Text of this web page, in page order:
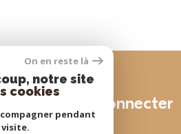
Se connecter
On en reste là
notre site
cookies
pendant